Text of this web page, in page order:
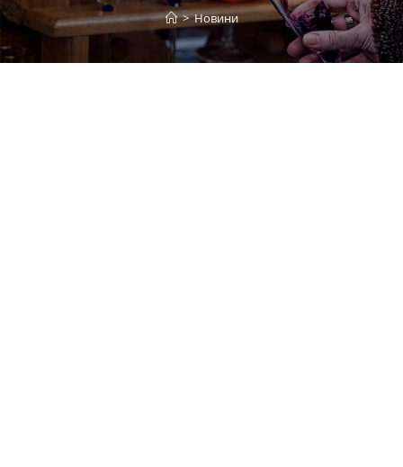
> Новини